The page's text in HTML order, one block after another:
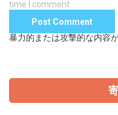
time I comment.
暴力的または攻撃的な内容